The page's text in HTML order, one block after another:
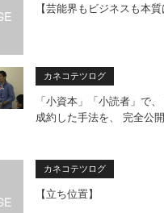
【芸能界もビジネスも本質
カネコテツログ
「小資本」「小読者」で
成約した手法を、 完全公
カネコテツログ
【立ち位置】